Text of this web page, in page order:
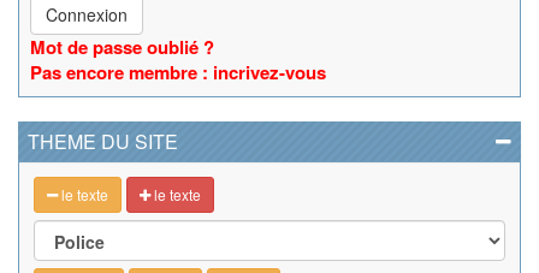
Connexion
Mot de passe oublié ?
Pas encore membre : incrivez-vous
THEME DU SITE
le texte le texte